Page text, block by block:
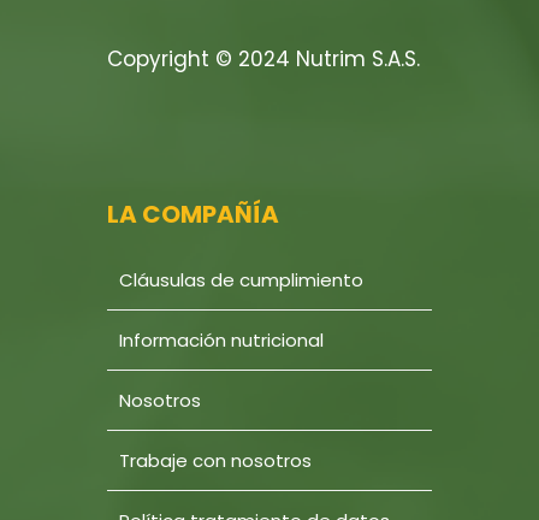
Copyright © 2024 Nutrim S.A.S.
LA COMPAÑÍA
Cláusulas de cumplimiento
Información nutricional
Nosotros
Trabaje con nosotros